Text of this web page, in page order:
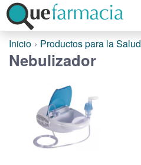
Inicio Productos para la Salud
Nebulizador